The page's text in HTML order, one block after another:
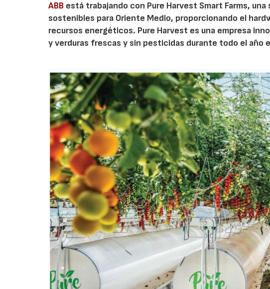
ABB está trabajando con Pure Harvest Smart Farms,
sostenibles para Oriente Medio, proporcionando el
recursos energéticos. Pure Harvest es una empresa
y verduras frescas y sin pesticidas durante todo el año